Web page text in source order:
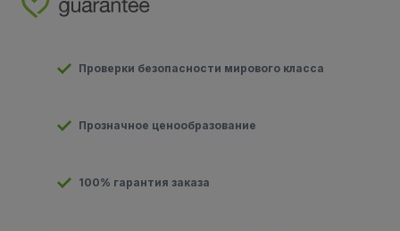
Проверки безопасности мирового класса
Прозначное ценообразование
100% гарантия заказа